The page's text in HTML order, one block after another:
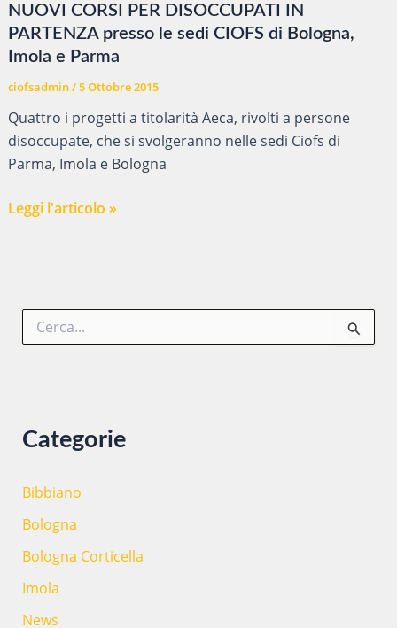
per
Operatore
Socio
Sanitario
1000
ore
NUOVI CORSI PER DISOCCUPATI IN
PARTENZA presso le sedi CIOFS di Bologna,
Imola e Parma
ciofsadmin/5 Ottobre 2015
Quattro i progetti a titolarità Aeca, rivolti a persone
disoccupate, che si svolgeranno nelle sedi Ciofs di
Parma, Imola e Bologna
NUOVI
PARTENZA
presso
Imola
Parma
Leggi l'articolo »
C
Categorie
Bibbiano
Bologna
Bologna Corticella
Imola
News